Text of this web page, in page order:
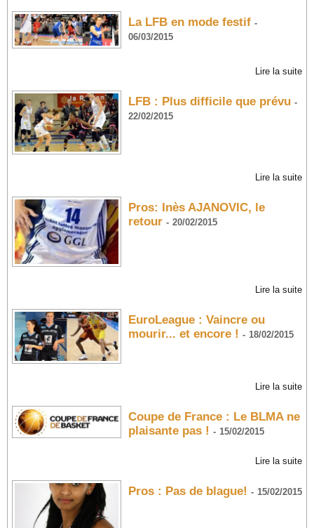
La LFB en mode festif -
06/03/2015
Lire la suite
LFB : Plus difficile que prévu -
22/02/2015
Lire la suite
Pros: Inès AJANOVIC, le
retour - 20/02/2015
Lire la suite
EuroLeague : Vaincre ou
mourir... et encore ! - 18/02/2015
Lire la suite
Coupe de France : Le BLMA ne
plaisante pas ! - 15/02/2015
Lire la suite
Pros : Pas de blague! - 15/02/2015